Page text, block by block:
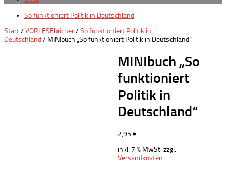
So funktioniert Politik in Deutschland
Start/VORLESEbücher/So funktioniert Politik in
Deutschland/ MINIbuch „So funktioniert Politik in Deutschland“
MINIbuch „So
funktioniert
Politik in
Deutschland“
2,95 €
inkl. 7 % MwSt. zzgl.
Versandkosten